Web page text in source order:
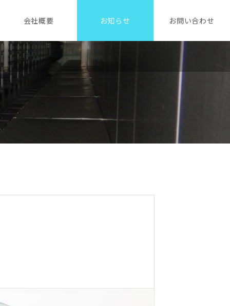
会社概要 お知らせ お問い合わせ